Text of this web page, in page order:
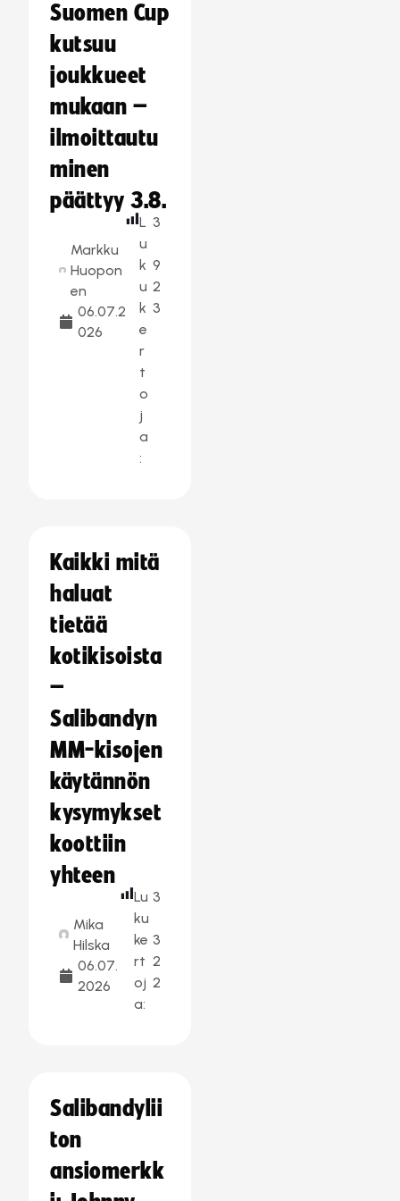
Suomen Cup
kutsuu
joukkueet
mukaan –
ilmoittautu
minen
päättyy 3.8.
Markku
Huopon
en
06.07.2
026
L
u
k
u
k
e
r
t
o
j
a
:
3
9
2
3
Kaikki mitä
haluat
tietää
kotikisoista
–
Salibandyn
MM-kisojen
käytännön
kysymykset
koottiin
yhteen
Mika
Hilska
06.07.
2026
Lu
ku
ke
rt
oj
a:
3
3
2
2
Salibandylii
ton
ansiomerkk